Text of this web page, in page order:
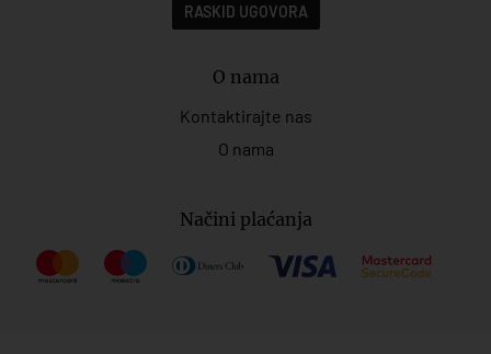
RASKID UGOVORA
O nama
Kontaktirajte nas
O nama
Načini plaćanja